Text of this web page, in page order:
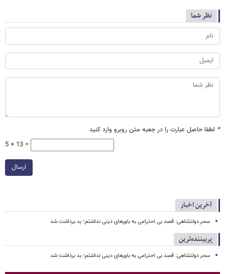
نظر شما
* لطفا حاصل عبارت را در جعبه متن روبرو وارد کنید
5 + 13 =
ارسال
آخرین اخبار
سحر دولتشاهی: قصد بی احترامی به باورهای دینی نداشتم؛ بد برداشت شد
پربیننده‌ترین
سحر دولتشاهی: قصد بی احترامی به باورهای دینی نداشتم؛ بد برداشت شد